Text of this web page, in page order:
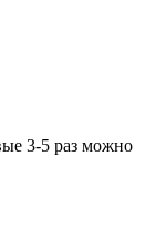
3-5 раз можно